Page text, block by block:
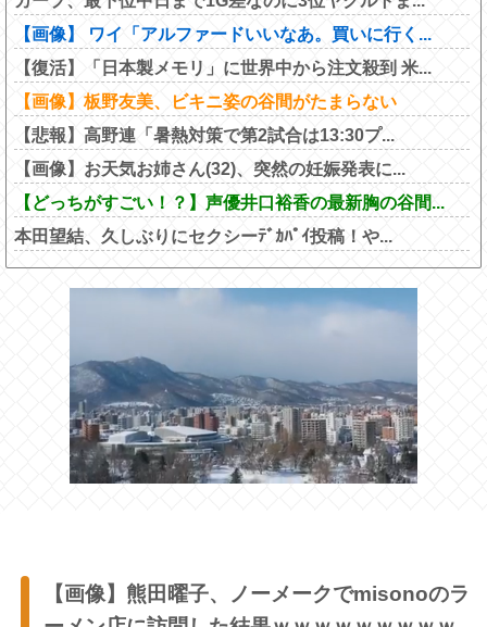
【画像】 ワイ「アルファードいいなあ。買いに行く...
【復活】「日本製メモリ」に世界中から注文殺到 米...
【画像】板野友美、ビキニ姿の谷間がたまらない
【悲報】高野連「暑熱対策で第2試合は13:30プ...
【画像】お天気お姉さん(32)、突然の妊娠発表に...
【どっちがすごい！？】声優井口裕香の最新胸の谷間...
本田望結、久しぶりにセクシーﾃﾞｶﾊﾟｲ投稿！や...
【画像】熊田曜子、ノーメークでmisonoのラ